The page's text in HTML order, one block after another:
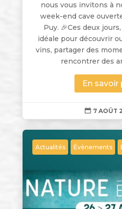
nous vous invitons à
week-end cave
Puy. 🎉Ces deux
idéale pour découvrir
vins, partager des
rencontrer des
En savoir
 7 AOÛT
Actualités Évènements